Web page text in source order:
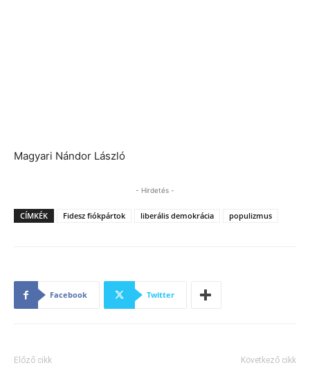
Magyari Nándor László
- Hirdetés -
CÍMKÉK Fidesz fiókpártok liberális demokrácia populizmus
Facebook Twitter
Előző cikk Következő cikk